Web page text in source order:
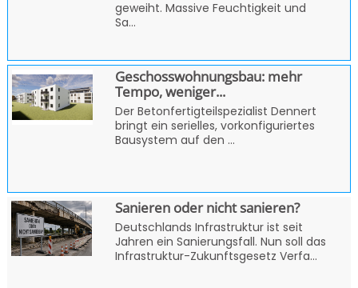
geweiht. Massive Feuchtigkeit und
Sa...
Geschosswohnungsbau: mehr
Tempo, weniger...
Der Betonfertigteilspezialist Dennert
bringt ein serielles, vorkonfiguriertes
Bausystem auf den ...
Sanieren oder nicht sanieren?
Deutschlands Infrastruktur ist seit
Jahren ein Sanierungsfall. Nun soll das
Infrastruktur-Zukunftsgesetz Verfa...